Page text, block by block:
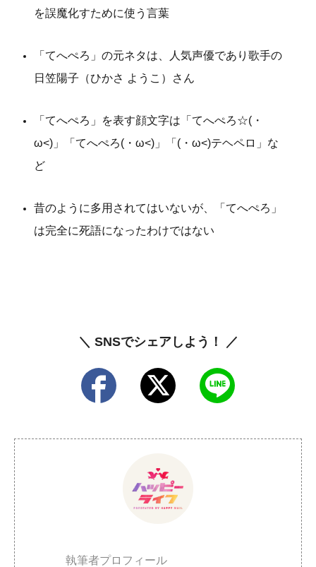
を誤魔化すために使う言葉
「てへぺろ」の元ネタは、人気声優であり歌手の
日笠陽子（ひかさ ようこ）さん
「てへぺろ」を表す顔文字は「てへぺろ☆(・
ω<)」「てへぺろ(・ω<)」「(・ω<)テヘペロ」な
ど
昔のように多用されてはいないが、「てへぺろ」
は完全に死語になったわけではない
＼ SNSでシェアしよう！ ／
執筆者プロフィール